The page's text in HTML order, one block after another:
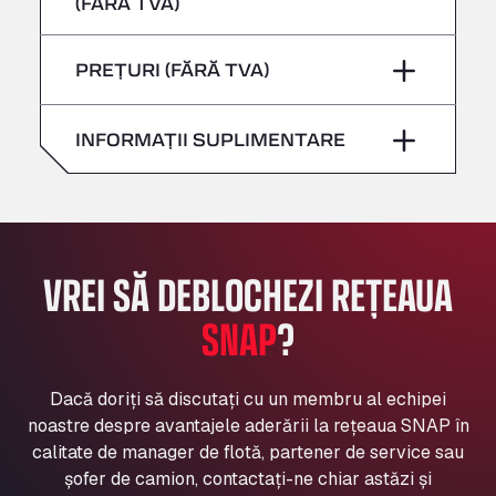
Klaverbladstaat 21, 3560
American Truck Wash
Av. des Etats-Unis 90, 6041
Andamur Guarroman
Andamur La Junquera
Andamur Pamplona
A-15 Salida Imarcoain, 31119
Andamur San Roman II
Anglia Motel
Washway Road, PE12 8LT
Anpol Sp. z o.o.
Ul. Torunska 147, 85884
Sâmbătă
Duminică –
Sâmbătă –
Duminică –
PREȚURI (FĂRĂ TVA)
INFORMAȚII SUPLIMENTARE
VREI SĂ DEBLOCHEZI REȚEAUA
SNAP?
Dacă doriți să discutați cu un membru al echipei
noastre despre avantajele aderării la rețeaua SNAP în
calitate de manager de flotă, partener de service sau
șofer de camion, contactați-ne chiar astăzi și